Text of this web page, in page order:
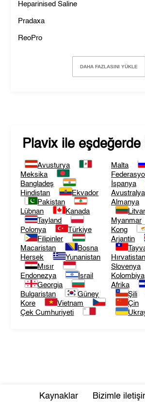
Heparinised Saline
Pradaxa
ReoPro
DAHA FAZLASINI YÜKLE
Plavixile eşdeğerde
Avusturya
Meksika
Bangladeş
Hindistan
Ekvador
Pakistan
Lübnan
Kanada
Tayland
Polonya
Türkiye
Filipinler
Macaristan
Bosna
Hersek
Yunanistan
Mısır
Endonezya
İsrail
Georgia
Bulgaristan
Güney
Kore
Vietnam
Çek Cumhuriyeti
Malta
İspanya
Avustralya
Almanya
Myanmar
Kong
Arjantin
Hırvatistan
Slovenya
Kolombiya
Afrika
Şili
Çin
Kaynaklar Bizimle